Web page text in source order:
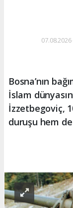
Bosna’nın
İslam
İzzetbegoviç,
duruşu hem